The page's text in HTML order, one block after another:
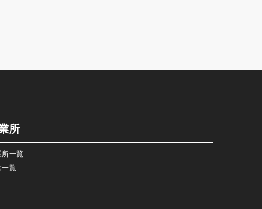
所
所一覧
一覧